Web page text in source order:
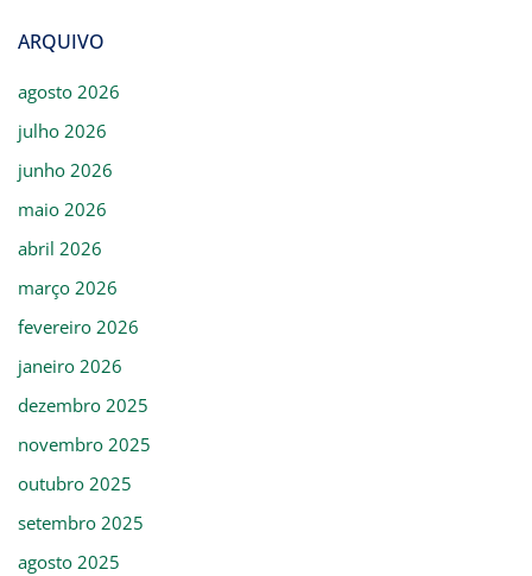
ARQUIVO
agosto 2026
julho 2026
junho 2026
maio 2026
abril 2026
março 2026
fevereiro 2026
janeiro 2026
dezembro 2025
novembro 2025
outubro 2025
setembro 2025
agosto 2025